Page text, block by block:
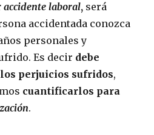
accidente laboral, será
accidentada conozca
personales y
Es decir debe
perjuicios sufridos,
cuantificarlos para
.